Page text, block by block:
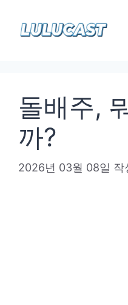
돌배주,
까?
2026년 03월 08일 작